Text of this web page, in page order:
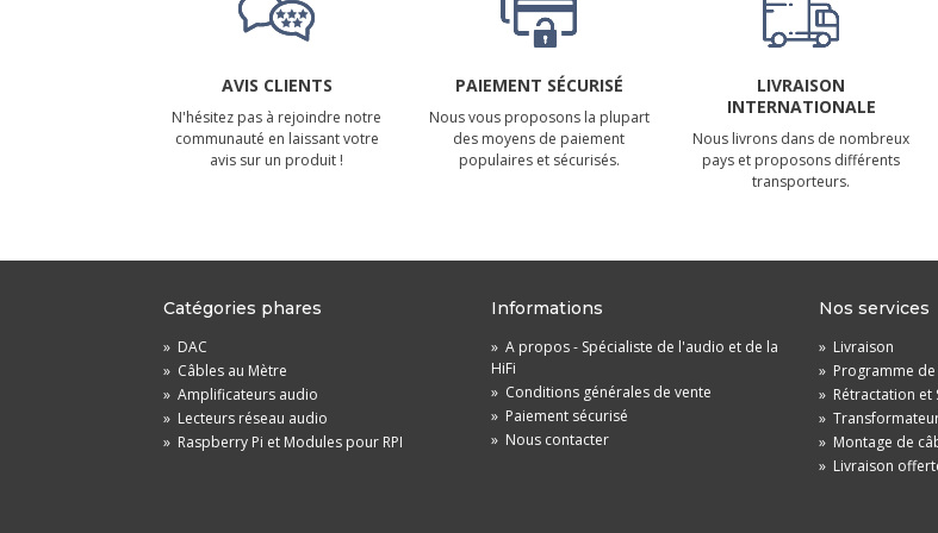
AVIS CLIENTS
N'hésitez pas à rejoindre notre
communauté en laissant votre
avis sur un produit !
PAIEMENT SÉCURISÉ
Nous vous proposons la plupart
des moyens de paiement
populaires et sécurisés.
LIVRAISON
INTERNATIONALE
Nous livrons dans de nombreux
pays et proposons différents
transporteurs.
Catégories phares
» DAC
» Câbles au Mètre
» Amplificateurs audio
» Lecteurs réseau audio
» Raspberry Pi et Modules pour RPI
Informations
» A propos - Spécialiste de l'audio et de la
HiFi
» Conditions générales de vente
» Paiement sécurisé
» Nous contacter
Nos services
» Livraison
» Programme
» Rétractation et
»
» Montage de
» Livraison